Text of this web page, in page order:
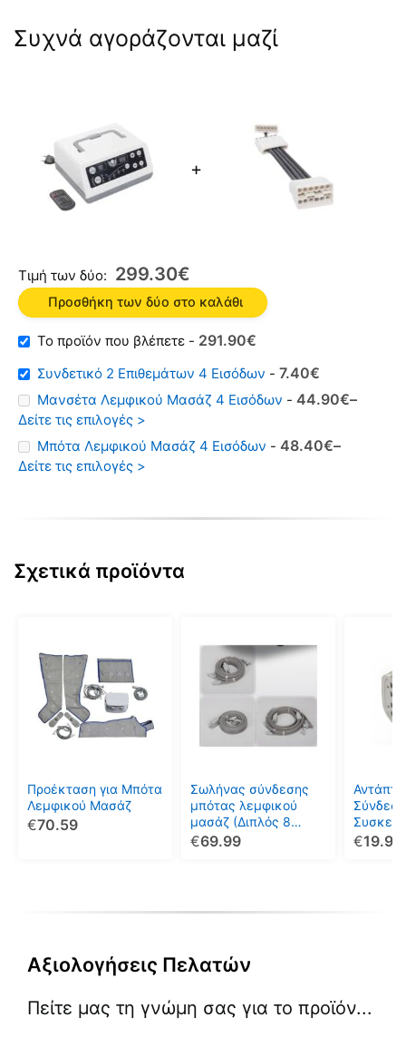
Συχνά αγοράζονται μαζί
+
Τιμή των δύο: 299.30€
Προσθήκη των δύο στο καλάθι
- Original
was:
504.00€.
291.90€
Η
τιμή
είναι:
Συνδετικό 2 Επιθεμάτων 4 Εισόδων - Original
price
13.50€.
7.40€
Η
τρέχουσα
είναι:
Μανσέτα Λεμφικού Μασάζ 4 Εισόδων - 44.90€–
Δείτε τις επιλογές >
Μπότα Λεμφικού Μασάζ 4 Εισόδων - 48.40€–
Δείτε τις επιλογές >
Σχετικά προϊόντα
Προέκταση για Μπότα
Λεμφικού Μασάζ
70.59
€
προϊόν
έχει
πολλαπλές
παραλλαγές.
μπορούν
να
επιλεγούν
Σωλήνας σύνδεσης
μπότας λεμφικού
μασάζ (Διπλός 8
Εξόδων)
69.99
€
Μασάζ
19.99
€
Αξιολογήσεις Πελατών
Πείτε μας τη γνώμη σας για το προϊόν...